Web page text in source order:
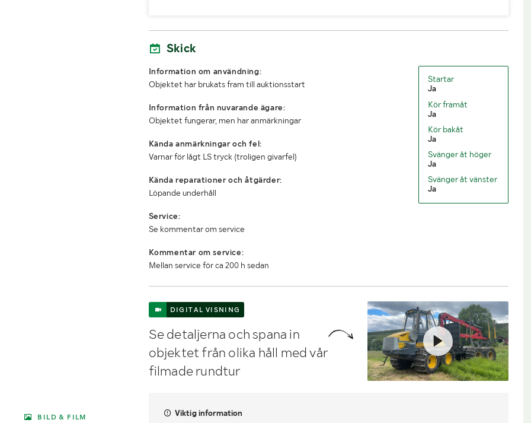
BILD & FILM
Skick
Information om användning:
Objektet har brukats fram till auktionsstart
Information från nuvarande ägare:
Objektet fungerar, men har anmärkningar
Kända anmärkningar och fel:
Varnar för lågt LS tryck (troligen givarfel)
Kända reparationer och åtgärder:
Löpande underhåll
Service:
Se kommentar om service
Kommentar om service:
Mellan service för ca 200 h sedan
Startar
Ja
Kör framåt
Ja
Kör bakåt
Ja
Svänger åt höger
Ja
Svänger åt vänster
Ja
DIGITAL VISNING
Se detaljerna och spana in
objektet från olika håll med vår
filmade rundtur
Viktig information